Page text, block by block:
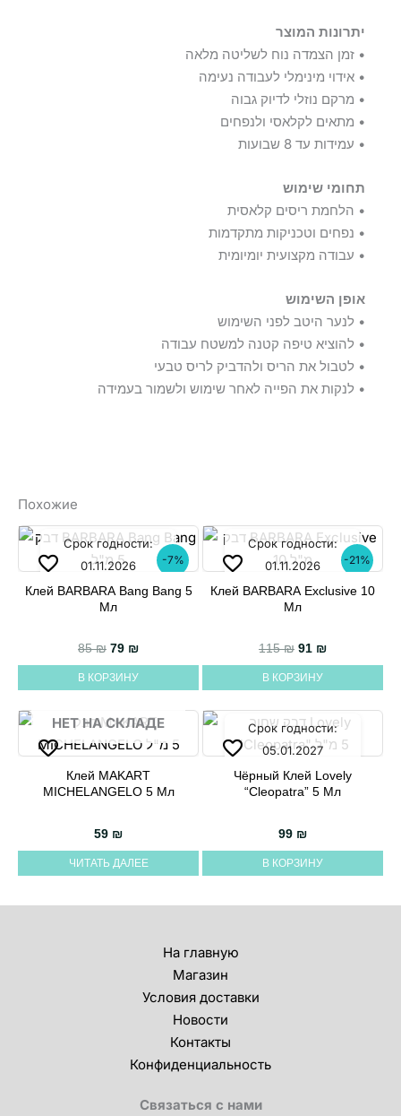
יתרונות המוצר
• זמן הצמדה נוח לשליטה מלאה
• אידוי מינימלי לעבודה נעימה
• מרקם נוזלי לדיוק גבוה
• מתאים לקלאסי ולנפחים
• עמידות עד 8 שבועות
תחומי שימוש
• הלחמת ריסים קלאסית
• נפחים וטכניקות מתקדמות
• עבודה מקצועית יומיומית
אופן השימוש
• לנער היטב לפני השימוש
• להוציא טיפה קטנה למשטח עבודה
• לטבול את הריס ולהדביק לריס טבעי
• לנקות את הפייה לאחר שימוש ולשמור בעמידה
Похожие
-7%
Срок годности:
01.11.2026
Клей BARBARA Bang Bang 5
Мл
85₪ Первоначальная цена составляла 85 ₪.
79 ₪Текущая цена: 79 ₪.
В КОРЗИНУ
-21%
Срок годности:
01.11.2026
Клей BARBARA Exclusive 10
Мл
115₪ 91 ₪Текущая
В КОРЗИНУ
НЕТ НА СКЛАДЕ
Клей MAKART
MICHELANGELO 5 Мл
59 ₪
ЧИТАТЬ ДАЛЕЕ
Срок годности:
05.01.2027
Чёрный Клей Lovely
“Cleopatra” 5 Мл
99 ₪
В КОРЗИНУ
На главную
Магазин
Условия доставки
Новости
Контакты
Конфиденциальность
Связаться с нами